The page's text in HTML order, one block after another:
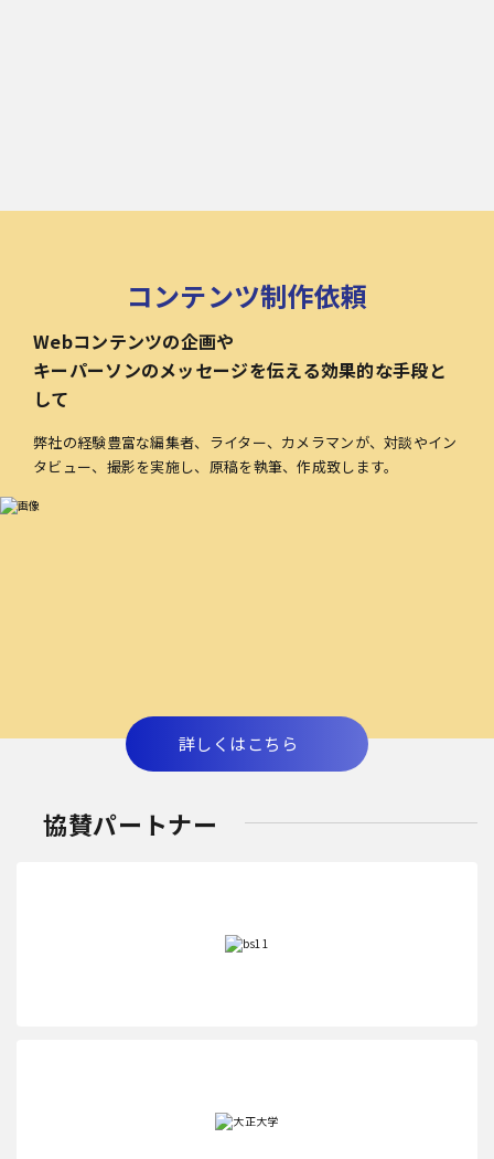
コンテンツ制作依頼
Webコンテンツの企画や
キーパーソンのメッセージを伝える効果的な手段と
して
弊社の経験豊富な編集者、ライター、カメラマンが、対談やイン
タビュー、撮影を実施し、原稿を執筆、作成致します。
詳しくはこちら
協賛パートナー